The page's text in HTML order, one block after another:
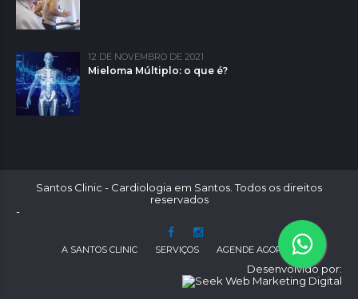
12 DE NOVEMBRO DE 2021
Mieloma Múltiplo: o que é?
Santos Clinic - Cardiologia em Santos. Todos os direitos
reservados
-
A SANTOS CLINIC SERVIÇOS AGENDE AGORA
Desenvolvido por: